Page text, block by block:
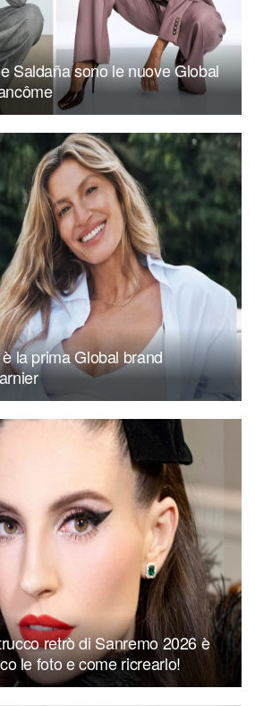
Saldaña sono le nuove Global
la prima Global brand
retrò di Sanremo 2026 è
le foto e come ricrearlo!